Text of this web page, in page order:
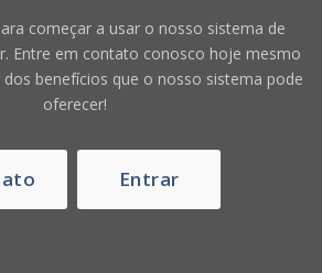
começar a usar o nosso sistema de
Entre em contato conosco hoje mesmo
benefícios que o nosso sistema pode
oferecer!
Entrar